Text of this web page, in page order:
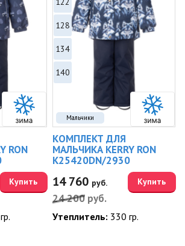
RON
Купить
Мальчики
128
134
140
КОМПЛЕКТ ДЛЯ
МАЛЬЧИКА KERRY RON
K25420DN/2930
14 760 руб.
24 200 руб.
Купить
Утеплитель: 330 гр.